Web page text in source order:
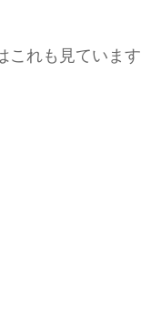
これも見ています